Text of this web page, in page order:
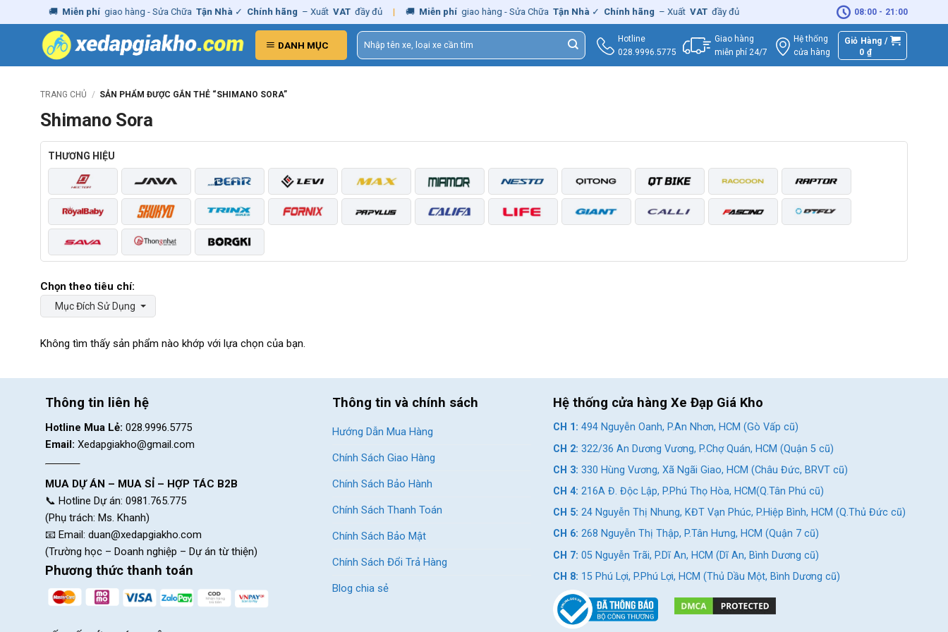
to
🚚 Miễn phí giao hàng - Sửa Chữa Tận Nhà ✓ Chính hãng – Xuất VAT đầy đủ 🚚 Miễn phí giao hàng - Sửa Chữa Tận Nhà ✓ Chính hãng – Xuất VAT đầy đủ giao hàng - Sửa Chữa Tận Nhà
08:00 - 21:00
DANH MỤC
Tìm
kiếm:
Hotline
028.9996.5775
Giao hàng
miễn phí 24/7
Hệ thống
cửa hàng
Giỏ Hàng /
0₫
TRANG CHỦ / SẢN PHẨM ĐƯỢC GẮN THẺ “SHIMANO SORA”
Shimano Sora
THƯƠNG HIỆU
Mục Đích Sử Dụng
Không tìm thấy sản phẩm nào khớp với lựa chọn của bạn.
Thông tin liên hệ
Hotline Mua Lẻ: 028.9996.5775
Email: Xedapgiakho@gmail.com
MUA DỰ ÁN – MUA SỈ – HỢP TÁC B2B
📞 Hotline Dự án: 0981.765.775
(Phụ trách: Ms. Khanh)
📧 Email: duan@xedapgiakho.com
(Trường học – Doanh nghiệp – Dự án từ thiện)
Phương thức thanh toán
Thông tin và chính sách
Hướng Dẫn Mua Hàng
Chính Sách Giao Hàng
Chính Sách Bảo Hành
Chính Sách Thanh Toán
Chính Sách Bảo Mật
Chính Sách Đổi Trả Hàng
Blog chia sẻ
Hệ thống cửa hàng Xe Đạp Giá Kho
CH 1: 494 Nguyễn Oanh, P.An Nhơn, HCM (Gò Vấp cũ)
CH 2: 322/36 An Dương Vương, P.Chợ Quán, HCM (Quận 5 cũ)
CH 3: 330 Hùng Vương, Xã Ngãi Giao, HCM (Châu Đức, BRVT cũ)
CH 4: 216A Đ. Độc Lập, P.Phú Thọ Hòa, HCM(Q.Tân Phú cũ)
CH 5: 24 Nguyễn Thị Nhung, KĐT Vạn Phúc, P.Hiệp Bình, HCM (Q.Thủ Đức cũ)
CH 6: 268 Nguyễn Thị Thập, P.Tân Hưng, HCM (Quận 7 cũ)
CH 7: 05 Nguyễn Trãi, P.Dĩ An, HCM (Dĩ An, Bình Dương cũ)
CH 8: 15 Phú Lợi, P.Phú Lợi, HCM (Thủ Dầu Một, Bình Dương cũ)